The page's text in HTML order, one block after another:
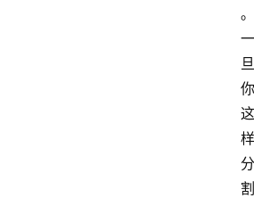
。
一
旦
你
这
样
分
割